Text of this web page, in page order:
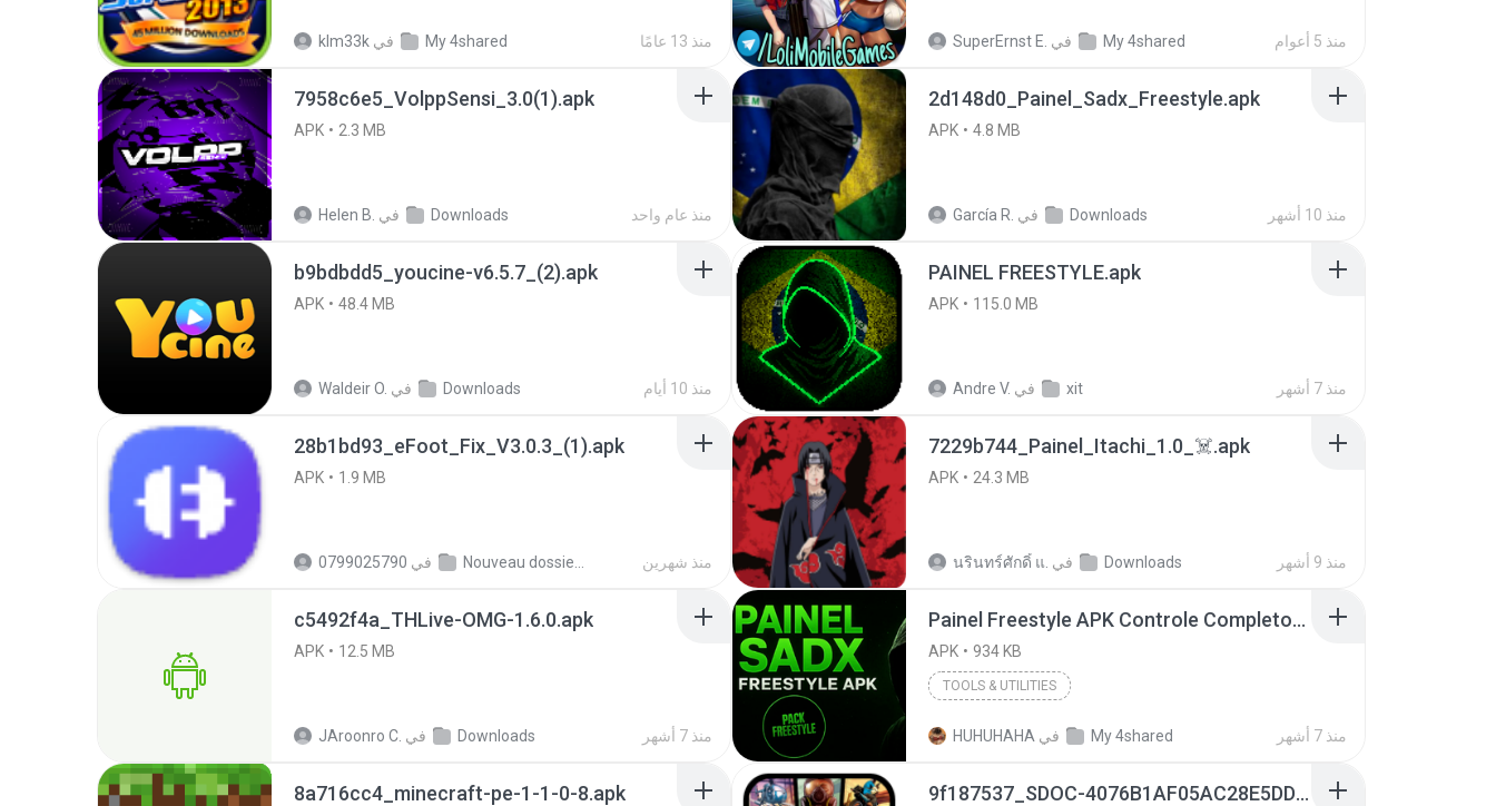
klm33k في My 4shared منذ 13 عامًا SuperErnst E. في My 4shared منذ 5 أعوام
7958c6e5_VolppSensi_3.0(1).apk
APK 2.3 MB
Helen B. في Downloads منذ عام واحد
2d148d0_Painel_Sadx_Freestyle.apk
APK 4.8 MB
García R. في Downloads منذ 10 أشهر
b9bdbdd5_youcine-v6.5.7_(2).apk
APK 48.4 MB
Waldeir O. في Downloads منذ 10 أيام
PAINEL FREESTYLE.apk
APK 115.0 MB
Andre V. في xit منذ 7 أشهر
28b1bd93_eFoot_Fix_V3.0.3_(1).apk
APK 1.9 MB
0799025790 في منذ شهرين
7229b744_Painel_Itachi_1.0_☠️.apk
APK 24.3 MB
นรินทร์ศักดิ์ แ. في Downloads منذ 9 أشهر
c5492f4a_THLive-OMG-1.6.0.apk
APK 12.5 MB
JAroonro C. في Downloads منذ 7 أشهر
Painel Freestyle APK Controle Completo Para Jogadores.apk
APK 934 KB
TOOLS & UTILITIES
HUHUHAHA في My 4shared منذ 7 أشهر
8a716cc4_minecraft-pe-1-1-0-8.apk 9f187537_SDOC-4076B1AF05AC28E5DDADC4143E59DB64-07-24-SI. (1).apk